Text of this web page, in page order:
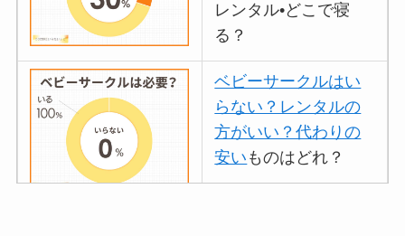
レンタル•どこで寝
る？
ベビーサークルはい
らない？レンタルの
方がいい？代わりの
安い ものはどれ？